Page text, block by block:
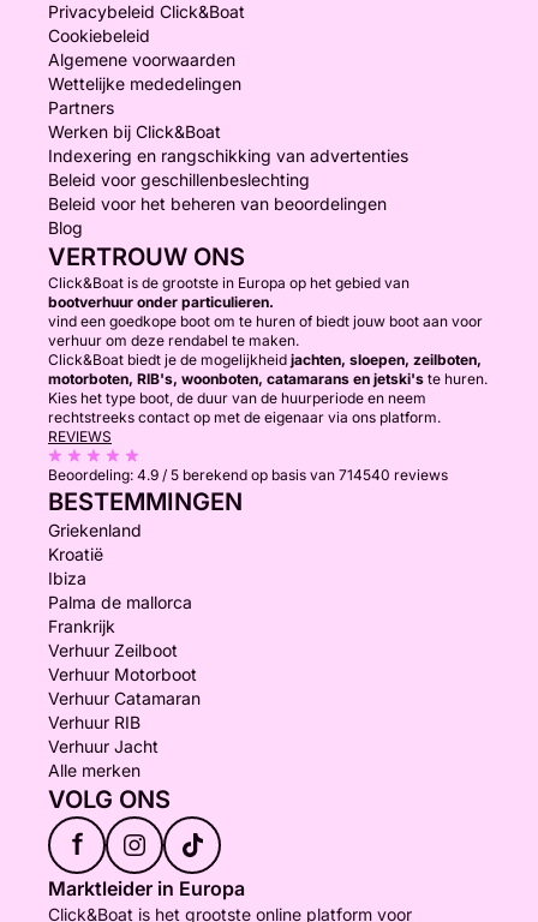
Privacybeleid Click&Boat
Cookiebeleid
Algemene voorwaarden
Wettelijke mededelingen
Partners
Werken bij Click&Boat
Indexering en rangschikking van advertenties
Beleid voor geschillenbeslechting
Beleid voor het beheren van beoordelingen
Blog
VERTROUW ONS
Click&Boat is de grootste in Europa op het gebied van
bootverhuur onder particulieren.
vind een goedkope boot om te huren of biedt jouw boot aan voor
verhuur om deze rendabel te maken.
Click&Boat biedt je de mogelijkheid jachten, sloepen, zeilboten,
motorboten, RIB's, woonboten, catamarans en jetski's te huren.
Kies het type boot, de duur van de huurperiode en neem
rechtstreeks contact op met de eigenaar via ons platform.
REVIEWS
Beoordeling: 4.9 / 5 berekend op basis van 714540 reviews
BESTEMMINGEN
Griekenland
Kroatië
Ibiza
Palma de mallorca
Frankrijk
Verhuur Zeilboot
Verhuur Motorboot
Verhuur Catamaran
Verhuur RIB
Verhuur Jacht
Alle merken
VOLG ONS
f
Marktleider in Europa
Click&Boat is het grootste online platform voor